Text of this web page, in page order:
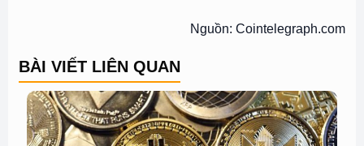
Nguồn: Cointelegraph.com
BÀI VIẾT LIÊN QUAN